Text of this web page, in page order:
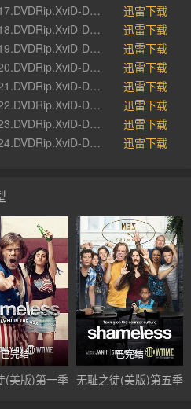
The.Big.Bang.Theory.S05E17.DVDRip.XviD-DEMAND.avi
迅雷下载
The.Big.Bang.Theory.S05E18.DVDRip.XviD-DEMAND.avi
迅雷下载
The.Big.Bang.Theory.S05E19.DVDRip.XviD-DEMAND.avi
迅雷下载
The.Big.Bang.Theory.S05E20.DVDRip.XviD-DEMAND.avi
迅雷下载
The.Big.Bang.Theory.S05E21.DVDRip.XviD-DEMAND.avi
迅雷下载
The.Big.Bang.Theory.S05E22.DVDRip.XviD-DEMAND.avi
迅雷下载
The.Big.Bang.Theory.S05E23.DVDRip.XviD-DEMAND.avi
迅雷下载
The.Big.Bang.Theory.S05E24.DVDRip.XviD-DEMAND.avi
迅雷下载
已完结
(美版)第一季
已完结
无耻之徒(美版)第五季